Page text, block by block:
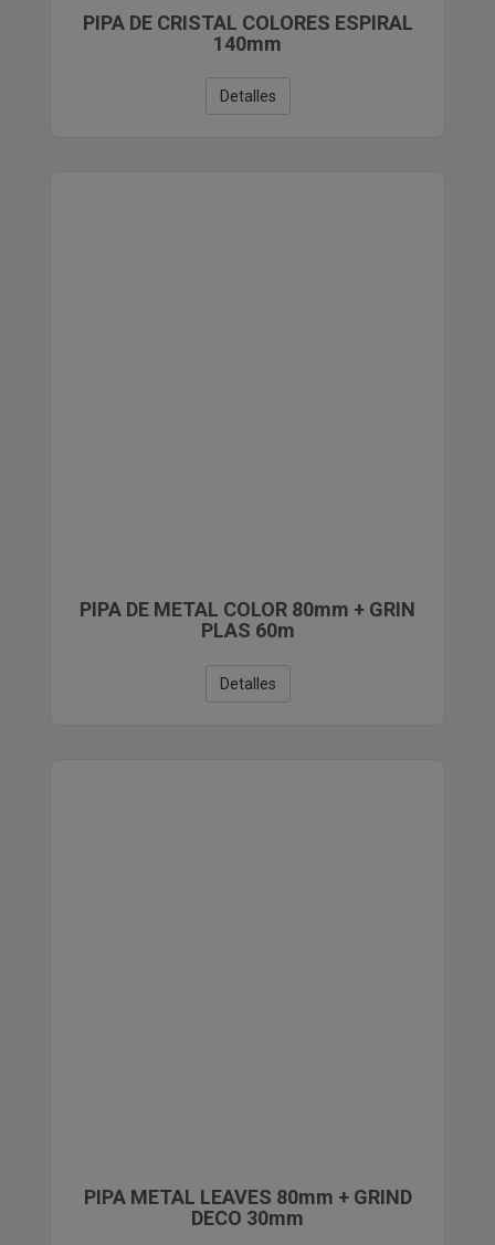
PIPA DE CRISTAL COLORES ESPIRAL
140mm
Detalles
PIPA DE METAL COLOR 80mm + GRIN
PLAS 60m
Detalles
PIPA METAL LEAVES 80mm + GRIND
DECO 30mm